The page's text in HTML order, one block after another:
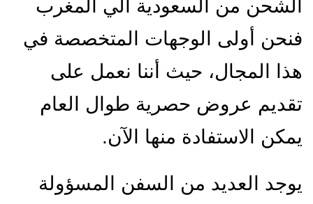
الشحن من السعودية الي المغرب
فنحن أولى الوجهات المتخصصة في
هذا المجال، حيث أننا نعمل على
تقديم عروض حصرية طوال العام
يمكن الاستفادة منها الآن.
يوجد العديد من السفن المسؤولة